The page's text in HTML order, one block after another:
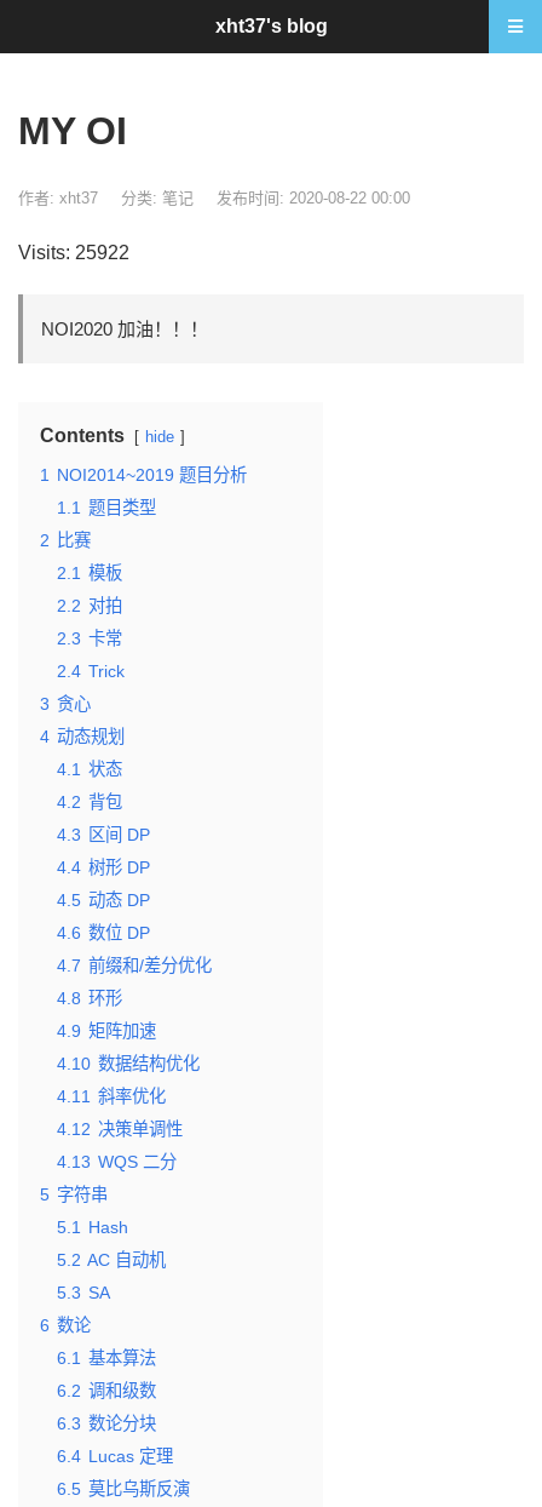
MY OI
作者: xht37 分类: 笔记 发布时间: 2020-08-22 00:00
Visits: 25922
NOI2020 加油！！！
Contents hide
1
NOI2014~2019 题目分析
1.1 题目类型
2
比赛
2.1 模板
2.2 对拍
2.3 卡常
2.4 Trick
3 贪心
4 动态规划
4.1 状态
4.2 背包
4.3
区间 DP
4.4 树形 DP
4.5 动态 DP
4.6 数位 DP
4.7 前缀和/差分优化
4.8 环形
4.9 矩阵加速
4.10 数据结构优化
4.11 斜率优化
4.12 决策单调性
4.13 WQS 二分
5 字符串
5.1
Hash
5.2 AC 自动机
5.3 SA
6 数论
6.1 基本算法
6.2 调和级数
6.3 数论分块
6.4 Lucas 定理
6.5 莫比乌斯反演
xht37's blog